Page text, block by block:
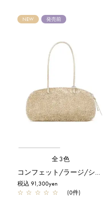
NEW 発売前
全3色
コンフェット/ラージ/シルバーゴールド
税込 91,300yen
☆ ☆ ☆ ☆ ☆ (0件)